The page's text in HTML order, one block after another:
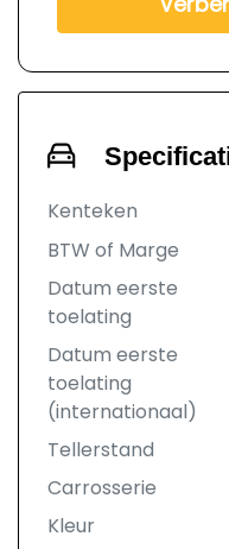
Kenteken
BTW of Marge
Datum eerste
toelating
Datum eerste
toelating
(internationaal)
Tellerstand
Carrosserie
Kleur